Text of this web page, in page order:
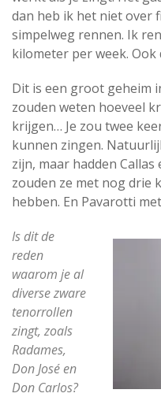
dan heb ik het niet over
simpelweg rennen. Ik
kilometer per week.
Dit is een groot geheim
zouden weten hoeveel
krijgen… Je zou twee
kunnen zingen.
zijn, maar hadden
zouden ze met nog drie
hebben. En Pavarotti
Is dit de
reden
waarom je al
diverse zware
tenorrollen
zingt, zoals
Radames,
Don José en
Don Carlos?